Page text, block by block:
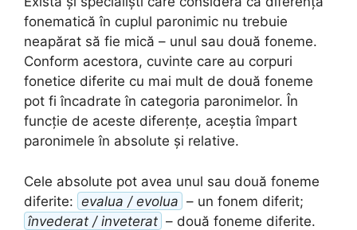
fonematică în cuplul paronimic nu trebuie
neapărat să fie mică – unul sau două foneme.
Conform acestora, cuvinte care au corpuri
fonetice diferite cu mai mult de două foneme
pot fi încadrate în categoria paronimelor. În
funcție de aceste diferențe, aceștia împart
paronimele în absolute și relative.
Cele absolute pot avea unul sau două foneme
diferite: evalua / evolua – un fonem diferit;
învederat / inveterat – două foneme diferite.